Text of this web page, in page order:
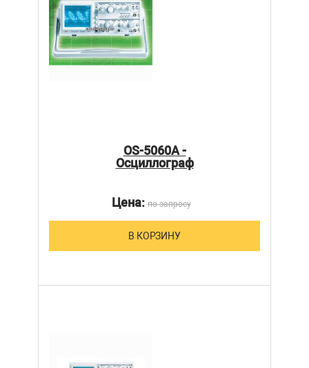
OS-5060A -
Осциллограф
Цена:по запросу
В КОРЗИНУ